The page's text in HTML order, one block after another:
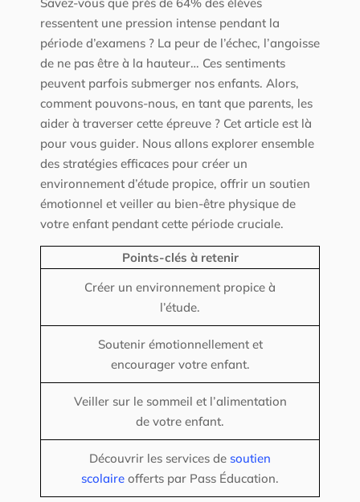
ressentent une pression intense pendant la
période d’examens ? La peur de l’échec, l’angoisse
de ne pas être à la hauteur… Ces sentiments
peuvent parfois submerger nos enfants. Alors,
comment pouvons-nous, en tant que parents, les
aider à traverser cette épreuve ? Cet article est là
pour vous guider. Nous allons explorer ensemble
des stratégies efficaces pour créer un
environnement d’étude propice, offrir un soutien
émotionnel et veiller au bien-être physique de
votre enfant pendant cette période cruciale.
Points-clés à retenir
Créer un environnement propice à
l’étude.
Soutenir émotionnellement et
encourager votre enfant.
Veiller sur le sommeil et l’alimentation
de votre enfant.
Découvrir les services de soutien
scolaire offerts par Pass Éducation.